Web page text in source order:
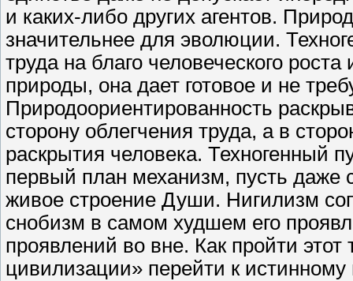
и каких-либо других агентов.
значительнее для эволюции.
труда на благо человеческого
природы, она дает готовое и не
Природоориентированность
сторону облегчения труда, а в
раскрытия человека. Техногенный
первый план механизм, пусть
живое строение Души. Нигилизм
снобизм в самом худшем его
проявлений во вне. Как пройти
цивилизации» перейти к